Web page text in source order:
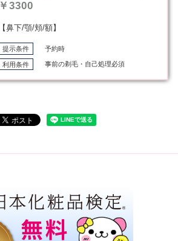
￥3300
【鼻下/顎/頬/額】
提示条件 予約時
利用条件 事前の剃毛・自己処理必須